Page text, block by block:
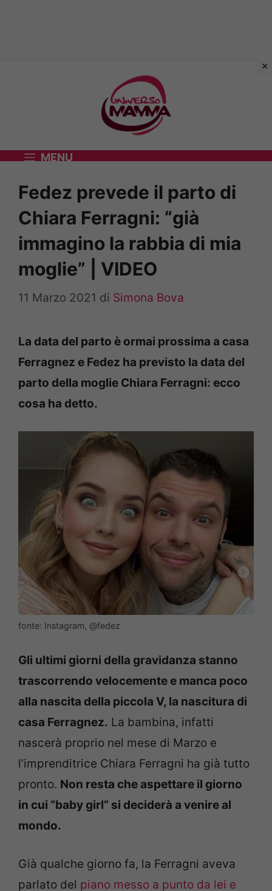
MENU
Fedez prevede il parto di
Chiara Ferragni: “già
immagino la rabbia di mia
moglie” | VIDEO
11 Marzo 2021 di Simona Bova
La data del parto è ormai prossima a casa
Ferragnez e Fedez ha previsto la data del
parto della moglie Chiara Ferragni: ecco
cosa ha detto.
fonte: Instagram, @fedez
Gli ultimi giorni della gravidanza stanno
trascorrendo velocemente e manca poco
alla nascita della piccola V, la nascitura di
casa Ferragnez. La bambina, infatti
nascerà proprio nel mese di Marzo e
l’imprenditrice Chiara Ferragni ha già tutto
pronto. Non resta che aspettare il giorno
in cui “baby girl” si deciderà a venire al
mondo.
Già qualche giorno fa, la Ferragni aveva
parlato del piano messo a punto da lei e